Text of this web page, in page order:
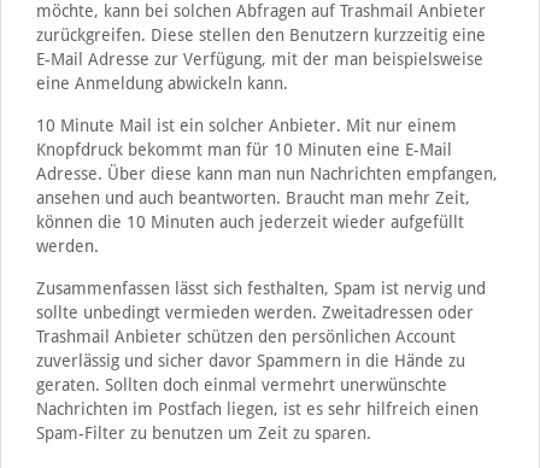
möchte, kann bei solchen Abfragen auf Trashmail Anbieter
zurückgreifen. Diese stellen den Benutzern kurzzeitig eine
E-Mail Adresse zur Verfügung, mit der man beispielsweise
eine Anmeldung abwickeln kann.
10 Minute Mail ist ein solcher Anbieter. Mit nur einem
Knopfdruck bekommt man für 10 Minuten eine E-Mail
Adresse. Über diese kann man nun Nachrichten empfangen,
ansehen und auch beantworten. Braucht man mehr Zeit,
können die 10 Minuten auch jederzeit wieder aufgefüllt
werden.
Zusammenfassen lässt sich festhalten, Spam ist nervig und
sollte unbedingt vermieden werden. Zweitadressen oder
Trashmail Anbieter schützen den persönlichen Account
zuverlässig und sicher davor Spammern in die Hände zu
geraten. Sollten doch einmal vermehrt unerwünschte
Nachrichten im Postfach liegen, ist es sehr hilfreich einen
Spam-Filter zu benutzen um Zeit zu sparen.